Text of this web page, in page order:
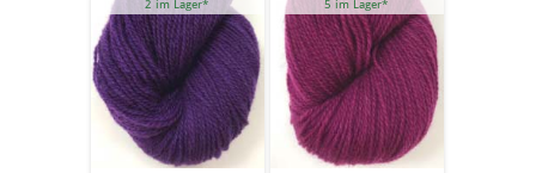
2 im Lager* 5 im Lager*